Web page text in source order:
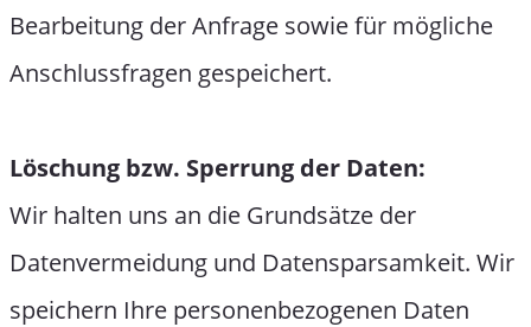
Bearbeitung der Anfrage sowie für mögliche
Anschlussfragen gespeichert.
Löschung bzw. Sperrung der Daten:
Wir halten uns an die Grundsätze der
Datenvermeidung und Datensparsamkeit. Wir
speichern Ihre personenbezogenen Daten